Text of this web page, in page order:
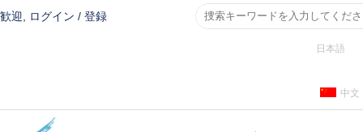
歓迎, ログイン / 登録
日本語
中文